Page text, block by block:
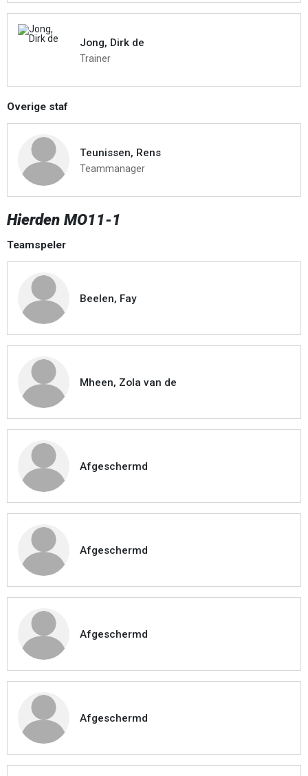
Jong, Dirk de
Trainer
Overige staf
Teunissen, Rens
Teammanager
Hierden MO11-1
Teamspeler
Beelen, Fay
Mheen, Zola van de
Afgeschermd
Afgeschermd
Afgeschermd
Afgeschermd